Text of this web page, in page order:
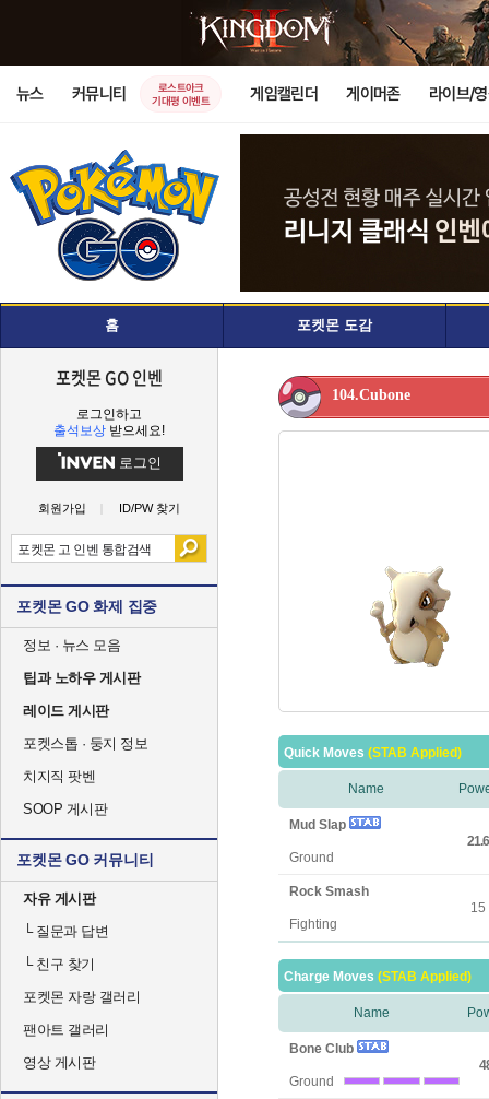
뉴스 커뮤니티
로스트아크
기대평 이벤트
게임캘린더 게이머존 라이브/
홈 포켓몬 도감
포켓몬 GO 인벤
로그인하고
출석보상 받으세요!
로그인
회원가입 ID/PW 찾기
포켓몬 GO 화제 집중
정보 · 뉴스 모음
팁과 노하우 게시판
레이드 게시판
포켓스톱 · 둥지 정보
치지직 팟벤
SOOP 게시판
포켓몬 GO 커뮤니티
자유 게시판
└질문과 답변
└친구 찾기
포켓몬 자랑 갤러리
팬아트 갤러리
영상 게시판
104.Cubone
Quick Moves (STAB Applied)
Name
Mud Slap
Ground
21.6
Rock Smash
Fighting
15
Charge Moves (STAB Applied)
Name
Bone Club
Ground